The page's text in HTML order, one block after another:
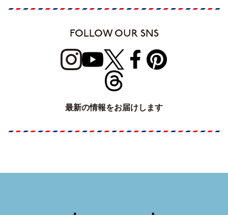
FOLLOW OUR SNS
最新の情報をお届けします